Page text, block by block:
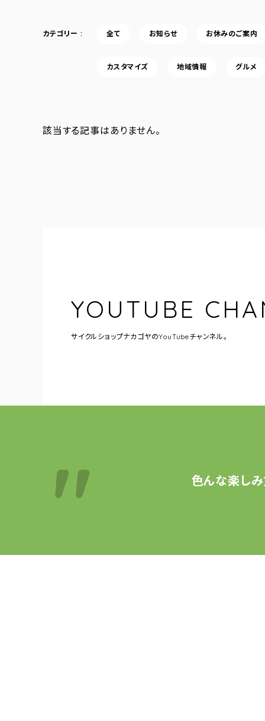
カテゴリー 全て お知らせ お休みのご案内
カスタマイズ 地域情報 グルメ
該当する記事はありません。
YOUTUBE
サイクルショップナカゴヤのYouTubeチャンネル。
色んな楽し